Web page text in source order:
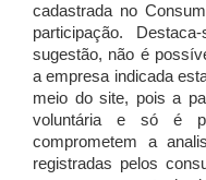
cadastrada no
participação.
sugestão, não é
a empresa indicada
meio do site, pois a
voluntária e só é
comprometem a
registradas pelos